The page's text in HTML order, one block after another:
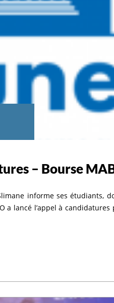
– Bourse
informe ses étudiants,
a lancé l’appel à